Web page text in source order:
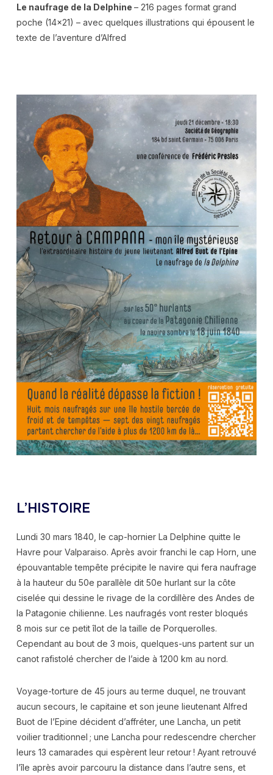
Le naufrage de la Delphine – 216 pages format grand
poche (14×21) – avec quelques illustrations qui épousent le
texte de l’aventure d’Alfred
L’HISTOIRE
Lundi 30 mars 1840, le cap-hornier La Delphine quitte le
Havre pour Valparaiso. Après avoir franchi le cap Horn, une
épouvantable tempête précipite le navire qui fera naufrage
à la hauteur du 50e parallèle dit 50e hurlant sur la côte
ciselée qui dessine le rivage de la cordillère des Andes de
la Patagonie chilienne. Les naufragés vont rester bloqués
8 mois sur ce petit îlot de la taille de Porquerolles.
Cependant au bout de 3 mois, quelques-uns partent sur un
canot rafistolé chercher de l’aide à 1200 km au nord.
Voyage-torture de 45 jours au terme duquel, ne trouvant
aucun secours, le capitaine et son jeune lieutenant Alfred
Buot de l’Epine décident d’affréter, une Lancha, un petit
voilier traditionnel ; une Lancha pour redescendre chercher
leurs 13 camarades qui espèrent leur retour ! Ayant retrouvé
l’île après avoir parcouru la distance dans l’autre sens, et